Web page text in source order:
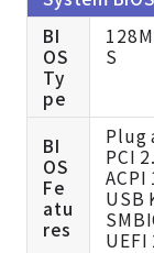
BI
OS
Ty
pe
S
BI
OS
Fe
atu
res
Plug
PCI
ACPI
USB
UEFI